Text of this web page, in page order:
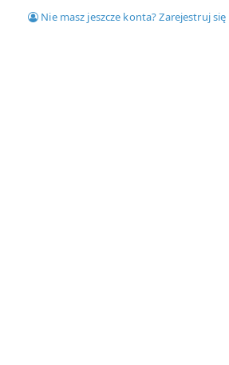
Nie masz jeszcze konta? Zarejestruj się